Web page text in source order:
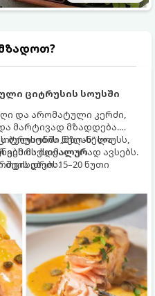
ციტრუსის სოუსში
და არომატული კერძი,
მარტივად მზადდება.
ბულიონში ნელ-ნელა
მაქსიმალურ
თვისებებს.
„მზიან“ სოუსს,
იდეალურად ავსებს.
დრო: 15–20 წუთი